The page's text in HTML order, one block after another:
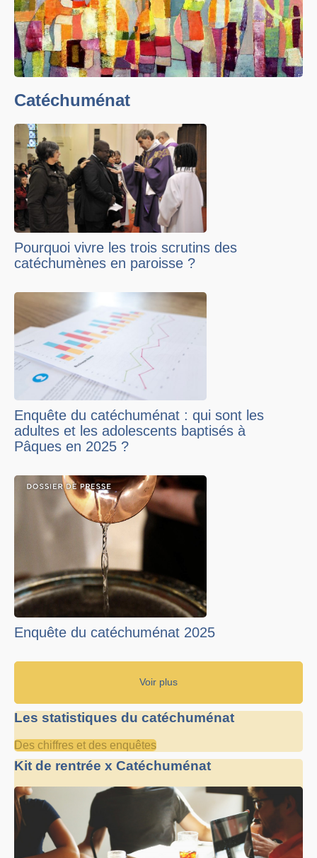
Catéchuménat
Pourquoi vivre les trois scrutins des
catéchumènes en paroisse ?
Enquête du catéchuménat : qui sont les
adultes et les adolescents baptisés à
Pâques en 2025 ?
Enquête du catéchuménat 2025
Voir plus
Les statistiques du catéchuménat
Des chiffres et des enquêtes
Kit de rentrée x Catéchuménat